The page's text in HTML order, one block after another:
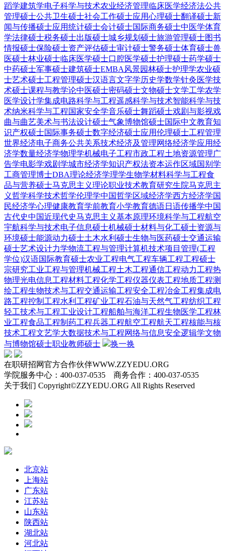
蹈学建筑学电子科学与技术农业经济管理临床医学经济法公共
管理硕士公共卫生硕士社会工作硕士应用心理硕士翻译硕士新
闻与传播硕士应用统计硕士会计硕士国际商务硕士中医学体育
学法律硕士税务硕士出版硕士城乡规划硕士旅游管理硕士图书
情报硕士保险硕士资产评估硕士审计硕士警务硕士体育硕士兽
医硕士林业硕士临床医学硕士口腔医学硕士护理硕士药学硕士
中药硕士军事硕士建筑硕士EMBA 风景园林硕士护理学农业硕
士艺术硕士工程管理硕士汉语言文字学历史学数学针灸 医学技
术硕士课程与教学论中医硕士密码硕士文物硕士文学工学农学
医学设计学集成电路科学与工程遥感科学与技术智能科学与技
术纳米科学与工程国家安全学音乐硕士舞蹈硕士戏剧与影视戏
曲与曲艺美术与书法设计硕士气象博物馆硕士国际中文教育知
识产权硕士国际事务硕士数字经济硕士应用伦理硕士工程管理
世界经济电子商务公共关系技术经济及管理网络经济学应用经
济学数量经济学物理学机械电子工程市政工程土地资源管理广
告学电影学戏剧学城市经济学知识产权法资本运作区域国别学
工商管理博士DBA理论经济学理学生物学材料科学与工程食
品与营养硕士马克思主义理论职业技术教育研究生院马克思主
义哲学科学技术哲学伦理学中国哲学区域经济学西方经济学国
民经济学心理健康教育学前教育小学教育德语日语传播学中国
古代史中国近现代史马克思主义基本原理环境科学与工程航空
宇航科学与技术电子信息硕士机械硕士材料与化工硕士资源与
环境硕士能源动力硕士土木水利硕士生物与医药硕士交通运输
硕士艺术设计力学物流工程与管理计算机技术项目管理(工程
学位)汉语国际教育硕士农业工程电气工程车辆工程工程硕士
宗研究工业工程与管理机械工程土木工程通信工程动力工程热
物理光电信息工程材料工程化学工程仪器仪表工程地质工程测
绘工程生物技术与工程交通运输工程安全工程冶金工程集成电
路工程控制工程水利工程矿业工程石油与天然气工程纺织工程
轻工技术与工程工业设计工程船舶与海洋工程生物医学工程林
业工程食品工程制药工程兵器工程航空工程航天工程核能与核
技术工程文艺学大数据技术与工程网络与信息安全逻辑学文物
与博物馆硕士职业教师硕士 换一换
在职研招网官方合作伙伴WWW.ZZYEDU.ORG
学院服务中心：400-037-0535 商务合作：400-037-0535
关于我们 Copyright©ZZYEDU.ORG All Rights Reserved
北京站
上海站
广东站
江苏站
山东站
陕西站
湖北站
河北站